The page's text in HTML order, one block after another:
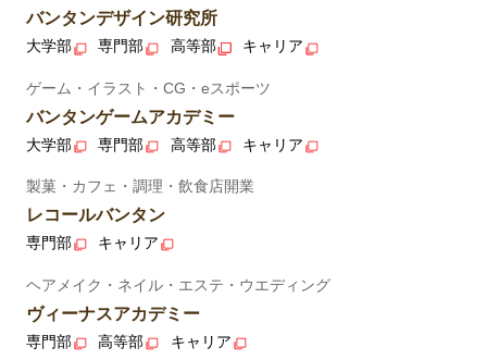
バンタンデザイン研究所
大学部 専門部 高等部 キャリア
ゲーム・イラスト・CG・eスポーツ
バンタンゲームアカデミー
大学部 専門部 高等部 キャリア
製菓・カフェ・調理・飲食店開業
レコールバンタン
専門部 キャリア
ヘアメイク・ネイル・エステ・ウエディング
ヴィーナスアカデミー
専門部 高等部 キャリア